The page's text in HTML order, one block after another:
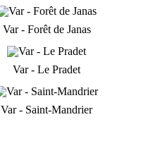
Var - Forêt de Janas
Var - Le Pradet
Var - Saint-Mandrier